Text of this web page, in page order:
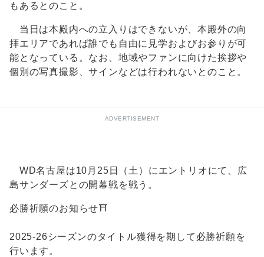
もあるとのこと。
当日は本殿内への立入りはできないが、本殿外の向
拝エリアであれば誰でも自由に見学およびお参りが可
能となっている。なお、地域やファンに向けた挨拶や
個別の写真撮影、サインなどは行われないとのこと。
ADVERTISEMENT
WD名古屋は10月25日（土）にエントリオにて、広
島サンダーズとの開幕戦を戦う。
必勝祈願のお知らせ⛩
2025-26シーズンのタイトル獲得を期して必勝祈願を
行います。